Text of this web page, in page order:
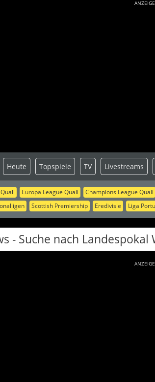
ANZEIGE
Europa League Quali Champions League Quali
Scottish Premiership Eredivisie Liga
Heute Topspiele TV Livestreams
- Suche nach Landespokal
ANZEIGE